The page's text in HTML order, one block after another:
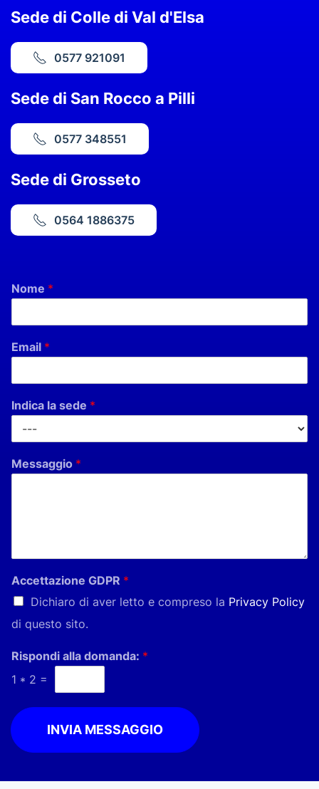
Sede di Colle di Val d'Elsa
0577 921091
Sede di San Rocco a Pilli
0577 348551
Sede di Grosseto
0564 1886375
Nome *
Email *
Indica la sede *
Messaggio *
Accettazione GDPR *
Dichiaro di aver letto e compreso la Privacy Policy
di questo sito.
Rispondi alla domanda: *
1 * 2 =
INVIA MESSAGGIO